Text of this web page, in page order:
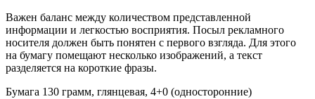
Важен баланс между количеством представленной
информации и легкостью восприятия. Посыл рекламного
носителя должен быть понятен с первого взгляда. Для этого
на бумагу помещают несколько изображений, а текст
разделяется на короткие фразы.
Бумага 130 грамм, глянцевая, 4+0 (односторонние)